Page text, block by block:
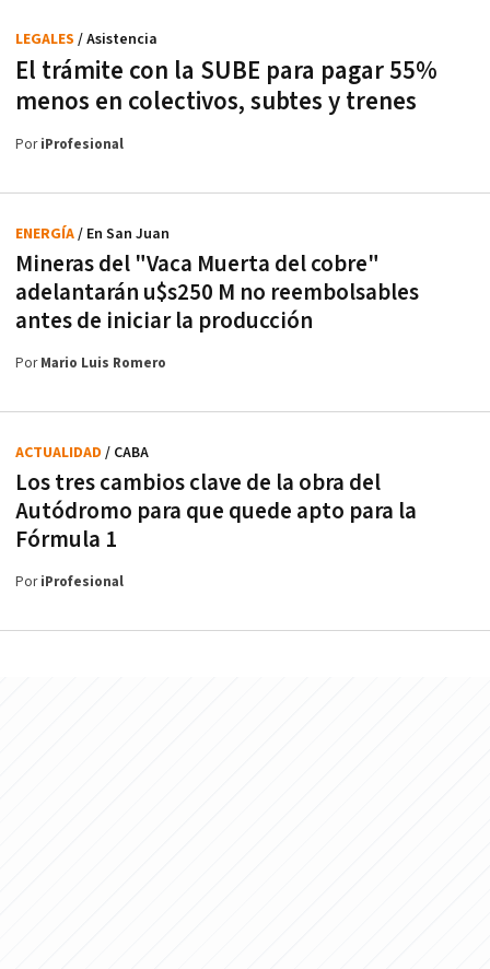
El trámite con la SUBE para pagar 55%
menos en colectivos, subtes y trenes
LEGALES / Asistencia
PoriProfesional
Mineras del "Vaca Muerta del cobre"
adelantarán u$s250 M no reembolsables
antes de iniciar la producción
ENERGÍA/ En San Juan
PorMario Luis Romero
Los tres cambios clave de la obra del
Autódromo para que quede apto para la
Fórmula 1
ACTUALIDAD / CABA
PoriProfesional